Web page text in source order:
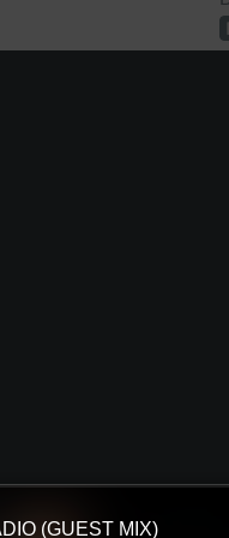
(GUEST MIX)